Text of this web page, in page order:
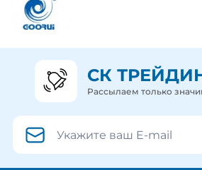
СК
Рассылаем только